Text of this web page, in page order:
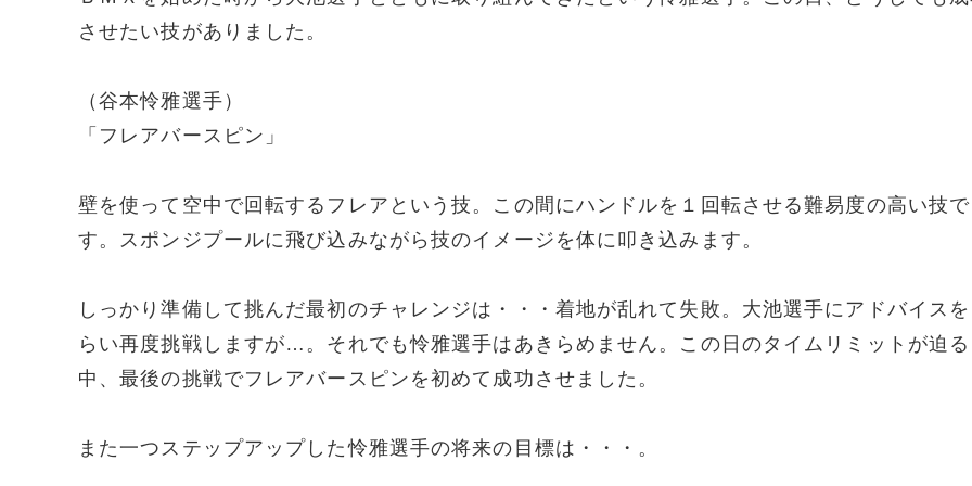
させたい技がありました。
（谷本怜雅選手）
「フレアバースピン」
壁を使って空中で回転するフレアという技。この間にハンドルを１回転させる難易度の高い技で
す。スポンジプールに飛び込みながら技のイメージを体に叩き込みます。
しっかり準備して挑んだ最初のチャレンジは・・・着地が乱れて失敗。大池選手にアドバイスを
らい再度挑戦しますが…。それでも怜雅選手はあきらめません。この日のタイムリミットが迫る
中、最後の挑戦でフレアバースピンを初めて成功させました。
また一つステップアップした怜雅選手の将来の目標は・・・。